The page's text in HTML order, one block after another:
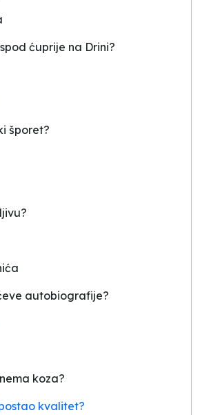
ćuprije na Drini?
šporet?
autobiografije?
koza?
kvalitet?